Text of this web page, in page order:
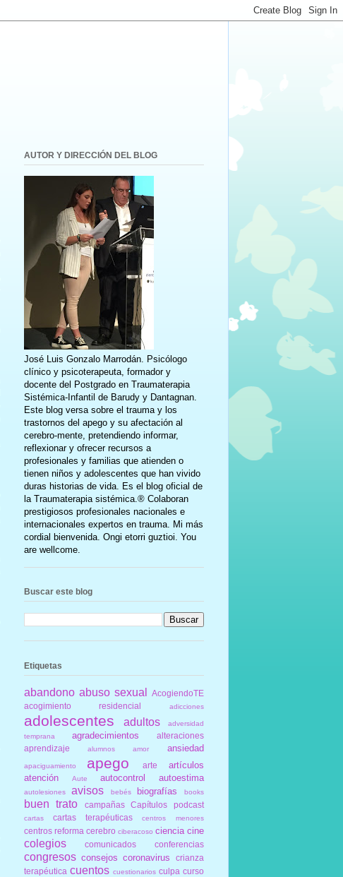
AUTOR Y DIRECCIÓN DEL BLOG
José Luis Gonzalo Marrodán. Psicólogo
clínico y psicoterapeuta, formador y
docente del Postgrado en Traumaterapia
Sistémica-Infantil de Barudy y Dantagnan.
Este blog versa sobre el trauma y los
trastornos del apego y su afectación al
cerebro-mente, pretendiendo informar,
reflexionar y ofrecer recursos a
profesionales y familias que atienden o
tienen niños y adolescentes que han vivido
duras historias de vida. Es el blog oficial de
la Traumaterapia sistémica.® Colaboran
prestigiosos profesionales nacionales e
internacionales expertos en trauma. Mi más
cordial bienvenida. Ongi etorri guztioi. You
are wellcome.
Buscar este blog
Etiquetas
abandono abuso sexual
AcogiendoTE
acogimiento residencial
adicciones
adolescentes adultos
adversidad
temprana
agradecimientos
alteraciones
aprendizaje
alumnos amor ansiedad
apaciguamiento apego arte
artículos
atención
Aute autocontrol autoestima
autolesiones avisos bebés biografías books
buen trato campañas Capítulos podcast
cartas cartas terapéuticas centros menores
centros reforma cerebro ciberacoso ciencia cine
colegios comunicados conferencias
congresos consejos coronavirus
crianza
terapéutica cuentos cuestionarios culpa curso